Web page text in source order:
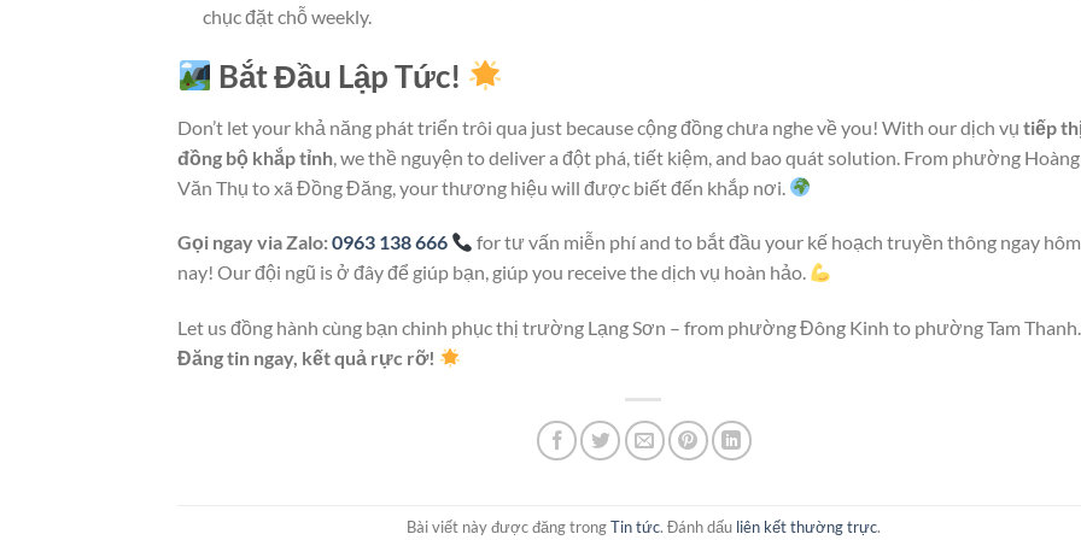
chục đặt chỗ weekly.
Bắt Đầu Lập Tức!
Don’t let your khả năng phát triển trôi qua just because cộng đồng chưa nghe về you! With our dịch vụ tiếp
đồng bộ khắp tỉnh , we thề nguyện to deliver a đột phá, tiết kiệm, and bao quát solution. From phường Hoàng
Văn Thụ to xã Đồng Đăng, your thương hiệu will được biết đến khắp nơi.
Gọi ngay via Zalo:0963 138 666
for tư vấn miễn phí and to bắt đầu your kế hoạch truyền thông ngay hôm
nay! Our đội ngũ is ở đây để giúp bạn, giúp you receive the dịch vụ hoàn hảo.
Let us đồng hành cùng bạn chinh phục thị trường Lạng Sơn – from phường Đông Kinh to phường Tam Thanh.
Đăng tin ngay, kết quả rực rỡ!
Bài viết này được đăng trongTin tức. Đánh dấu liên kết thường trực.